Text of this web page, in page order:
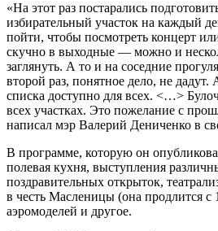
«На этот раз постарались
избирательный участок на каждый
пойти, чтобы посмотреть концерт
скучно в выходные — можно и
заглянуть. А то и на соседние
второй раз, понятное дело, не дадут.
списка доступно для всех. <…>
всех участках. Это пожелание с
написал мэр Валерий Дениченко в
В программе, которую он
полевая кухня, выступления
поздравительных открыток,
в честь Масленицы (она продлится с
аэромоделей и другое.